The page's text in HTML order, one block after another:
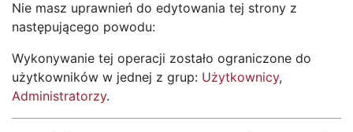
Nie masz uprawnień do edytowania tej strony z
następującego powodu:
Wykonywanie tej operacji zostało ograniczone do
użytkowników w jednej z grup: Użytkownicy,
Administratorzy.